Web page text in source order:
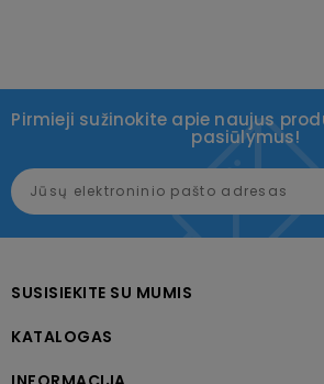
Pirmieji sužinokite apie naujus
pasiūlymus!
SUSISIEKITE SU MUMIS
KATALOGAS